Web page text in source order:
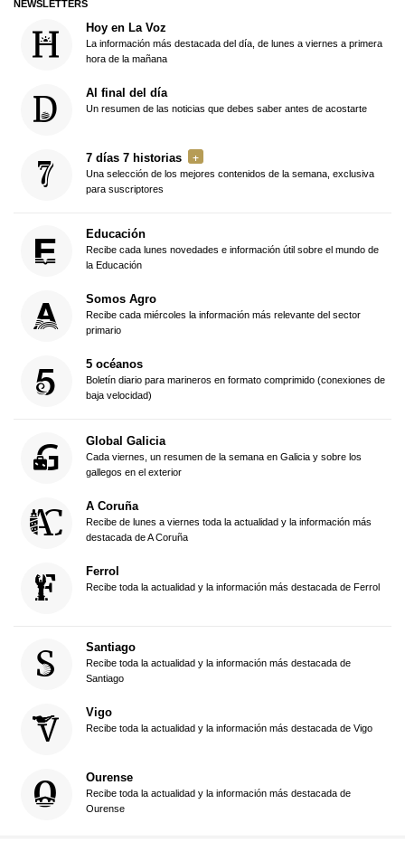
NEWSLETTERS
Hoy en La Voz
La información más destacada del día, de lunes a viernes a primera
hora de la mañana
Al final del día
Un resumen de las noticias que debes saber antes de acostarte
7 días 7 historias
Una selección de los mejores contenidos de la semana, exclusiva
para suscriptores
Educación
Recibe cada lunes novedades e información útil sobre el mundo de
la Educación
Somos Agro
Recibe cada miércoles la información más relevante del sector
primario
5 océanos
Boletín diario para marineros en formato comprimido (conexiones de
baja velocidad)
Global Galicia
Cada viernes, un resumen de la semana en Galicia y sobre los
gallegos en el exterior
A Coruña
Recibe de lunes a viernes toda la actualidad y la información más
destacada de A Coruña
Ferrol
Recibe toda la actualidad y la información más destacada de Ferrol
Santiago
Recibe toda la actualidad y la información más destacada de
Santiago
Vigo
Recibe toda la actualidad y la información más destacada de Vigo
Ourense
Recibe toda la actualidad y la información más destacada de
Ourense